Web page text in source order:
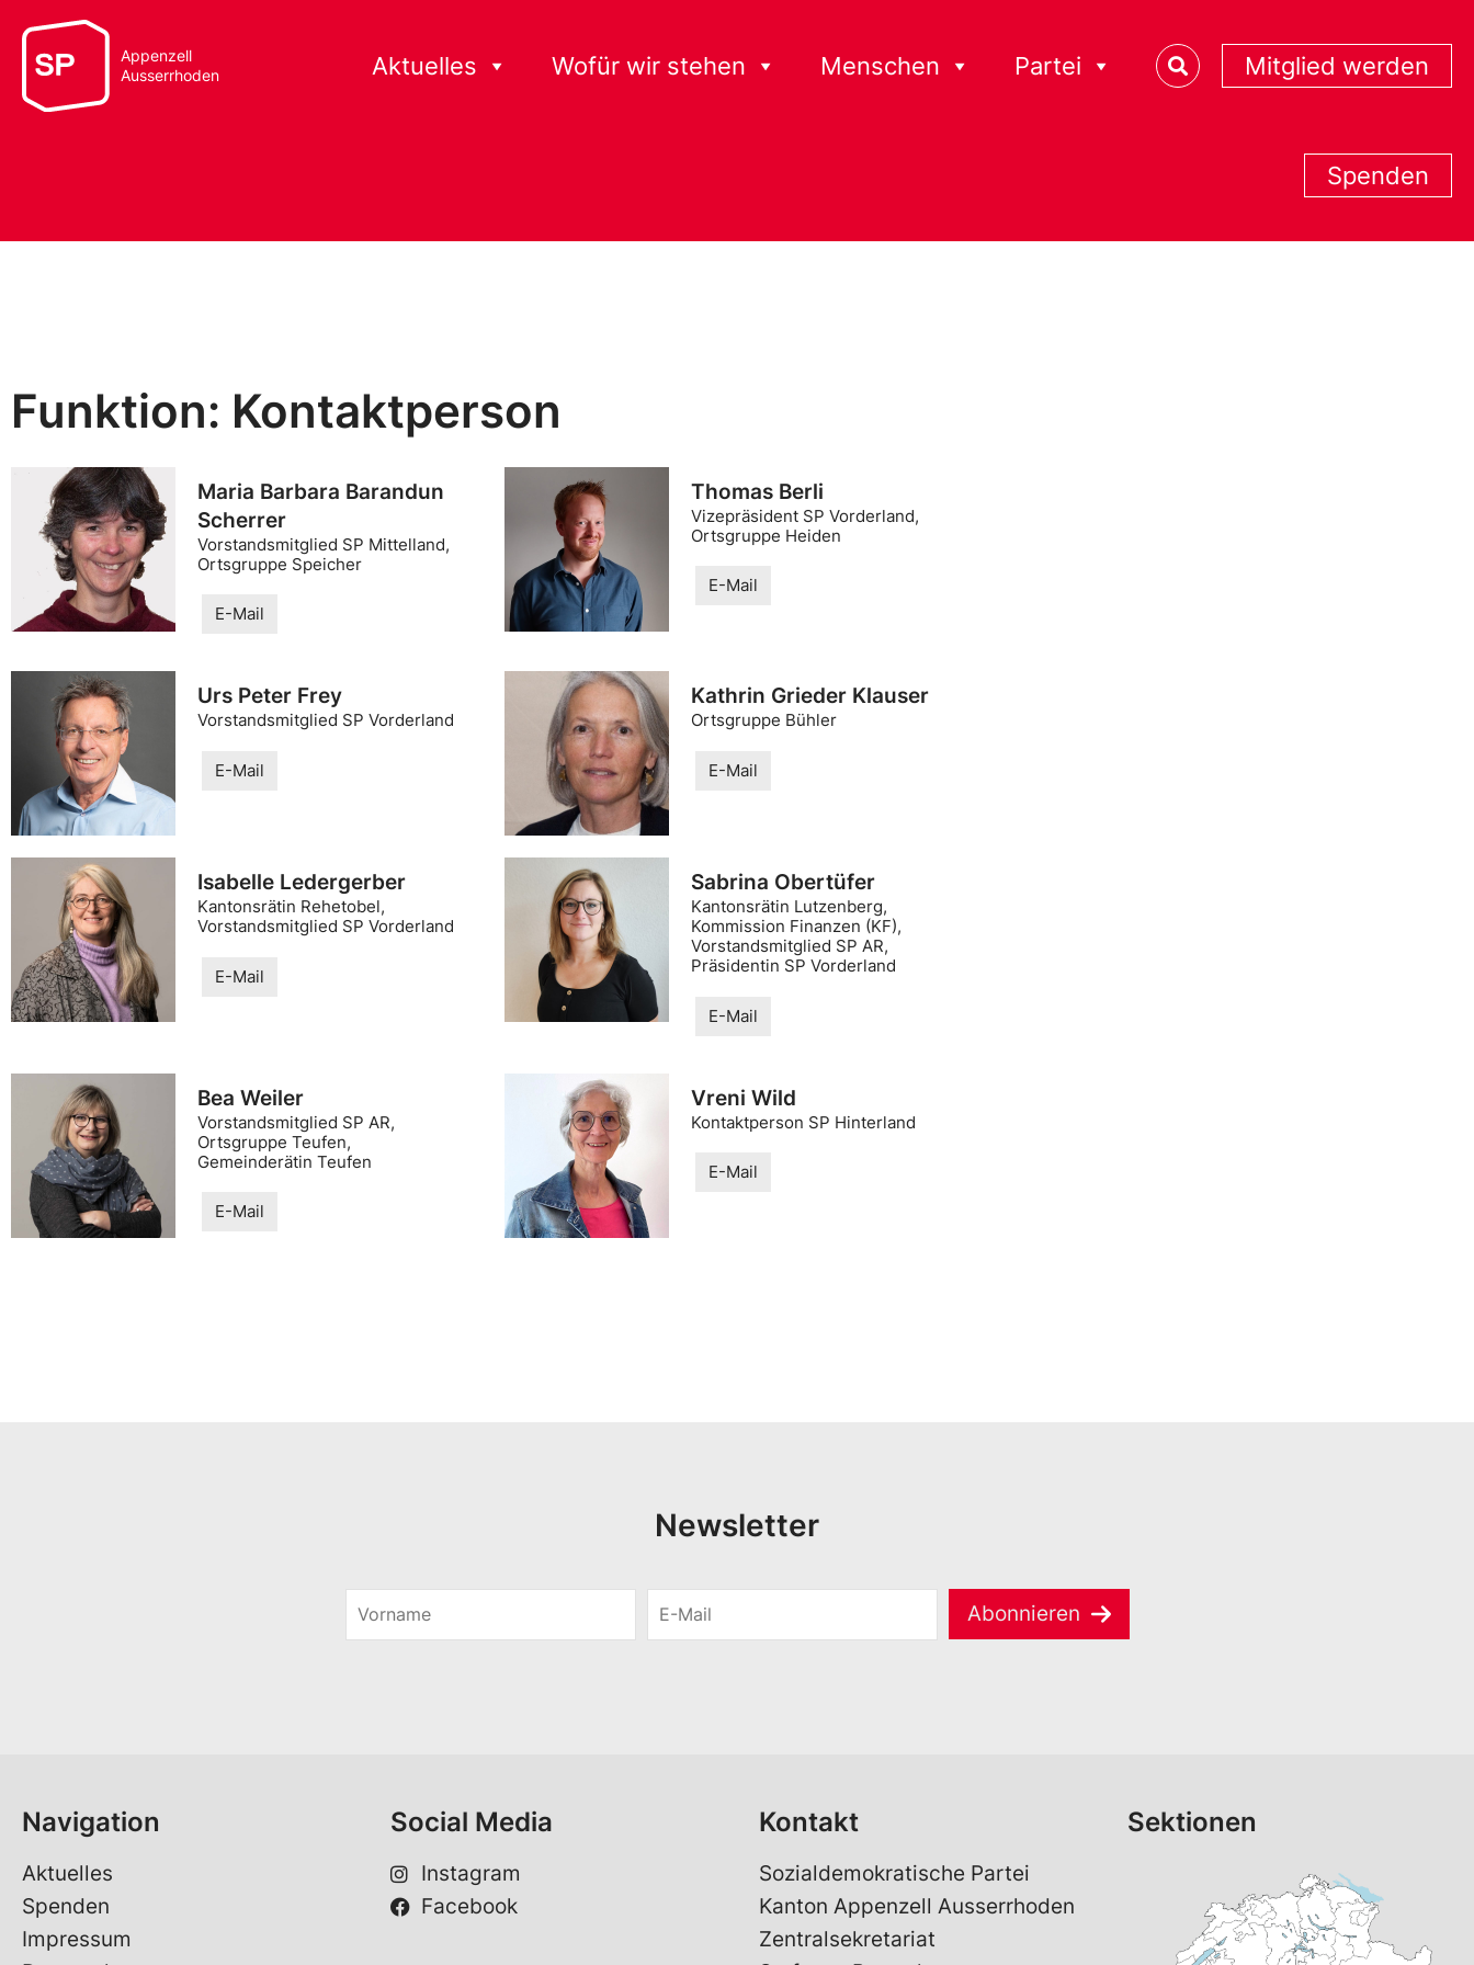
Appenzell
Ausserrhoden
Aktuelles Wofür wir stehen Menschen Partei Mitglied werden
Spenden
Funktion: Kontaktperson
Maria Barbara Barandun
Scherrer
Vorstandsmitglied SP Mittelland,
Ortsgruppe Speicher
E-Mail
Thomas Berli
Vizepräsident SP Vorderland,
Ortsgruppe Heiden
E-Mail
Urs Peter Frey
Vorstandsmitglied SP Vorderland
E-Mail
Kathrin Grieder Klauser
Ortsgruppe Bühler
E-Mail
Isabelle Ledergerber
Kantonsrätin Rehetobel,
Vorstandsmitglied SP Vorderland
E-Mail
Sabrina Obertüfer
Kantonsrätin Lutzenberg,
Kommission Finanzen (KF),
Vorstandsmitglied SP AR,
Präsidentin SP Vorderland
E-Mail
Bea Weiler
Vorstandsmitglied SP AR,
Ortsgruppe Teufen,
Gemeinderätin Teufen
E-Mail
Vreni Wild
Kontaktperson SP Hinterland
E-Mail
Newsletter
r
M
Abonnieren
Navigation
Aktuelles
Spenden
Impressum
Social Media
Instagram
Facebook
Kontakt
Sozialdemokratische Partei
Kanton Appenzell Ausserrhoden
Zentralsekretariat
Sektionen